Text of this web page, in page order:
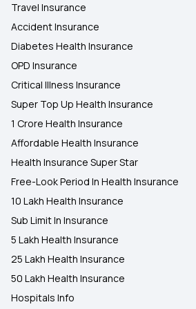
Health Insurance for Lung
Health insurance for
The Role of Network
Types of Health
Travel Insurance
Accident Insurance
Diabetes Health Insurance
OPD Insurance
Critical Illness Insurance
Super Top Up Health Insurance
1 Crore Health Insurance
Affordable Health Insurance
Health Insurance Super Star
Free-Look Period In Health Insurance
10 Lakh Health Insurance
Sub Limit In Insurance
5 Lakh Health Insurance
25 Lakh Health Insurance
50 Lakh Health Insurance
Hospitals Info